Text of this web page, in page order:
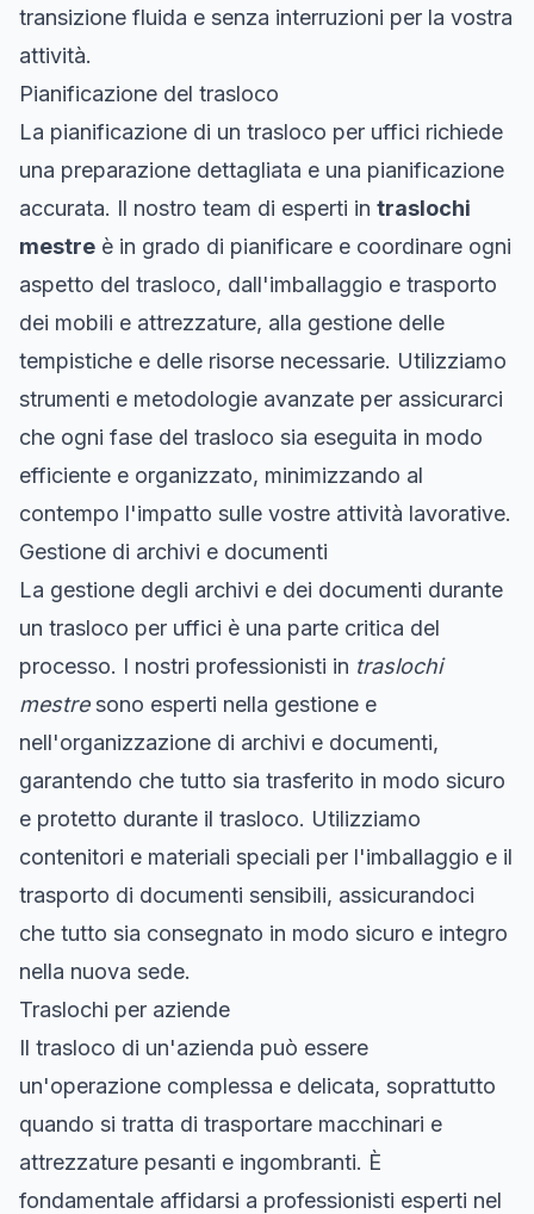
transizione fluida e senza interruzioni per la vostra
attività.
Pianificazione del trasloco
La pianificazione di un trasloco per uffici richiede
una preparazione dettagliata e una pianificazione
accurata. Il nostro team di esperti in traslochi
mestre è in grado di pianificare e coordinare ogni
aspetto del trasloco, dall'imballaggio e trasporto
dei mobili e attrezzature, alla gestione delle
tempistiche e delle risorse necessarie. Utilizziamo
strumenti e metodologie avanzate per assicurarci
che ogni fase del trasloco sia eseguita in modo
efficiente e organizzato, minimizzando al
contempo l'impatto sulle vostre attività lavorative.
Gestione di archivi e documenti
La gestione degli archivi e dei documenti durante
un trasloco per uffici è una parte critica del
processo. I nostri professionisti in traslochi
mestresono esperti nella gestione e
nell'organizzazione di archivi e documenti,
garantendo che tutto sia trasferito in modo sicuro
e protetto durante il trasloco. Utilizziamo
contenitori e materiali speciali per l'imballaggio e il
trasporto di documenti sensibili, assicurandoci
che tutto sia consegnato in modo sicuro e integro
nella nuova sede.
Traslochi per aziende
Il trasloco di un'azienda può essere
un'operazione complessa e delicata, soprattutto
quando si tratta di trasportare macchinari e
attrezzature pesanti e ingombranti. È
fondamentale affidarsi a professionisti esperti nel